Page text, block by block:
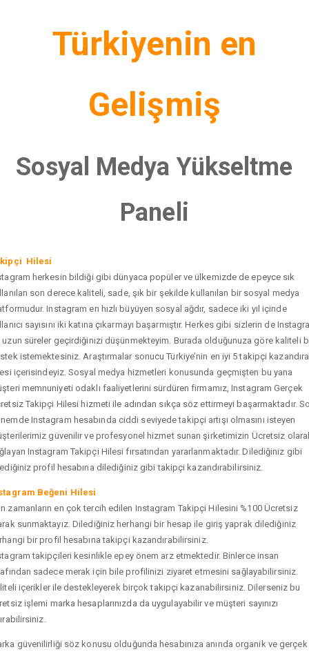
Türkiyenin en
Gelişmiş
Sosyal Medya Yükseltme
Paneli
Hilesi
herkesin bildiği gibi dünyaca popüler ve ülkemizde de epeyce sık
son derece kaliteli, sade, şık bir şekilde kullanılan bir sosyal medya
Instagram en hızlı büyüyen sosyal ağdır, sadece iki yıl içinde
sayısını iki katına çıkarmayı başarmıştır. Herkes gibi sizlerin de
uzun süreler geçirdiğinizi düşünmekteyim. Burada olduğunuza göre kaliteli
istemektesiniz. Araştırmalar sonucu Türkiye’nin en iyi 5 takipçi
içerisindeyiz. Sosyal medya hizmetleri konusunda geçmişten bu yana
memnuniyeti odaklı faaliyetlerini sürdüren firmamız, Instagram Gerçek
Takipçi Hilesi hizmeti ile adından sıkça söz ettirmeyi başarmaktadır.
Instagram hesabında ciddi seviyede takipçi artışı olmasını isteyen
güvenilir ve profesyonel hizmet sunan şirketimizin Ücretsiz
Instagram Takipçi Hilesi fırsatından yararlanmaktadır. Dilediğiniz gibi
profil hesabına dilediğiniz gibi takipçi kazandırabilirsiniz.
Beğeni Hilesi
zamanların en çok tercih edilen Instagram Takipçi Hilesini %100 Ücretsiz
sunmaktayız. Dilediğiniz herhangi bir hesap ile giriş yaprak dilediğiniz
bir profil hesabına takipçi kazandırabilirsiniz.
takipçileri kesinlikle epey önem arz etmektedir. Binlerce insan
sadece merak için bile profilinizi ziyaret etmesini sağlayabilirsiniz.
içerikler ile destekleyerek birçok takipçi kazanabilirsiniz. Dilerseniz bu
işlemi marka hesaplarınızda da uygulayabilir ve müşteri sayınızı
güvenilirliği söz konusu olduğunda hesabınıza anında organik ve gerçek